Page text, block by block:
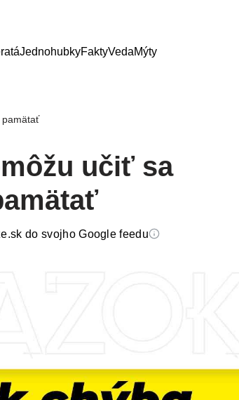
JednohubkyFaktyVedaMýty
pamätať
učiť sa
do svojho Google feedu